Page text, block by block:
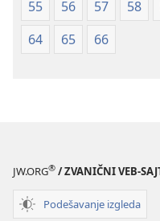
55
56 57 58
64
65 66
JW.ORG® / ZVANIČNI VEB-
Podešavanje izgleda